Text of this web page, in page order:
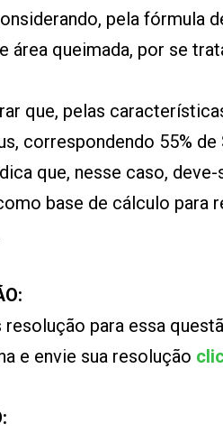
pela fórmula
área queimada, por se
que, pelas
correspondendo 55%
que, nesse caso,
base de cálculo para
para essa
e envie sua resolução